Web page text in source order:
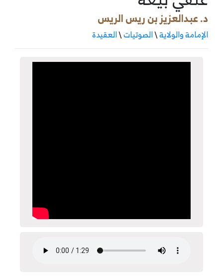
د. عبدالعزيز بن ريس الريس
الإمامة والولاية\الصوتيات\العقيدة